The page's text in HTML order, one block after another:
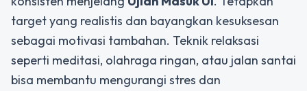
target yang realistis dan bayangkan kesuksesan
sebagai motivasi tambahan. Teknik relaksasi
seperti meditasi, olahraga ringan, atau jalan santai
bisa membantu mengurangi stres dan